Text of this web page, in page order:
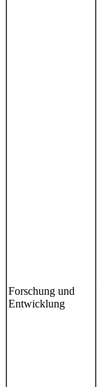
Forschung und
Entwicklung